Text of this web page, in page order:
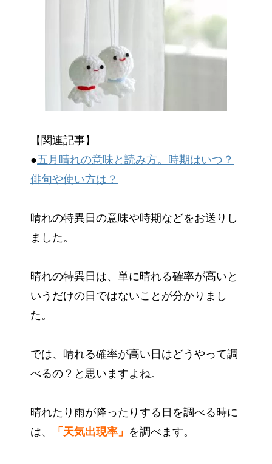
【関連記事】
●五月晴れの意味と読み方。時期はいつ？
俳句や使い方は？
晴れの特異日の意味や時期などをお送りし
ました。
晴れの特異日は、単に晴れる確率が高いと
いうだけの日ではないことが分かりまし
た。
では、晴れる確率が高い日はどうやって調
べるの？と思いますよね。
晴れたり雨が降ったりする日を調べる時に
は、
「天気出現率」 を調べます。